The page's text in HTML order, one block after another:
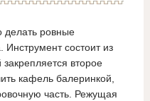
ровные
Инструмент состоит из
закрепляется второе
кафель балеринкой,
часть. Режущая